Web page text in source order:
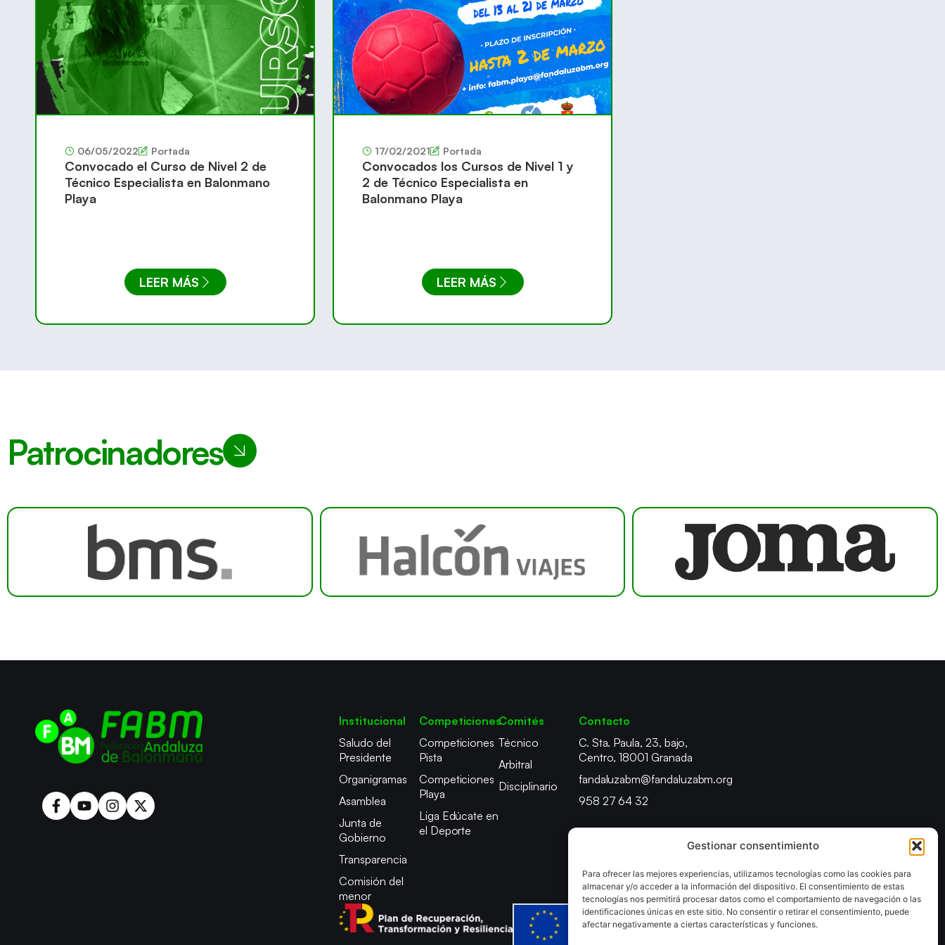
Gestionar consentimiento
Para ofrecer las mejores experiencias, utilizamos tecnologías como las cookies para
almacenar y/o acceder a la información del dispositivo. El consentimiento de estas
tecnologías nos permitirá procesar datos como el comportamiento de navegación o las
identificaciones únicas en este sitio. No consentir o retirar el consentimiento, puede
afectar negativamente a ciertas características y funciones.
06/05/2022 Portada
Convocado el Curso de Nivel 2 de
Técnico Especialista en Balonmano
Playa
LEER MÁS
17/02/2021 Portada
Convocados los Cursos de Nivel 1 y
2 de Técnico Especialista en
Balonmano Playa
LEER MÁS
Patrocinadores
Institucional
Saludo del
Presidente
Organigramas
Asamblea
Junta de
Gobierno
Transparencia
Comisión del
menor
Competiciones
Competiciones
Pista
Competiciones
Playa
Liga Edúcate en
el Deporte
Comités
Técnico
Arbitral
Disciplinario
Contacto
C. Sta. Paula, 23, bajo,
Centro, 18001 Granada
fandaluzabm@fandaluzabm.org
958 27 64 32